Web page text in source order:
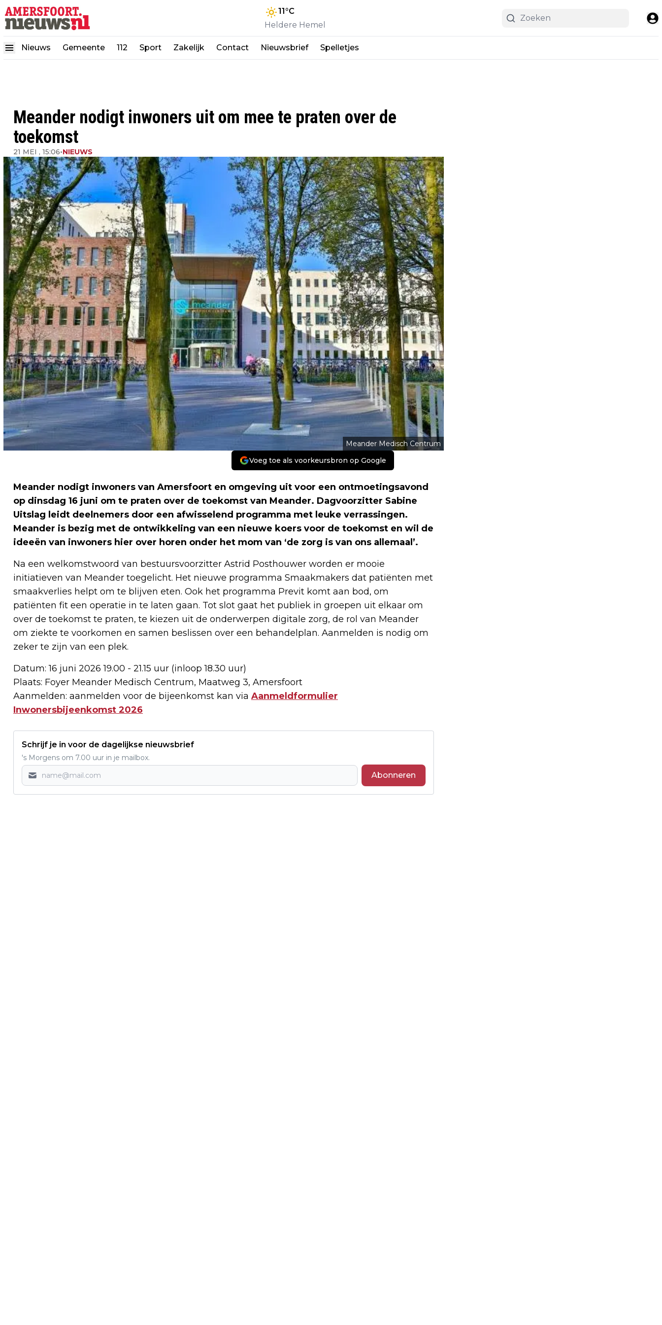
11°C
Heldere Hemel
Nieuws Gemeente 112 Sport Zakelijk Contact Nieuwsbrief Spelletjes
Meander nodigt inwoners uit om mee te praten over de
toekomst
21 MEI , 15:06•NIEUWS
Meander Medisch Centrum
Voeg toe als voorkeursbron op Google
Meander nodigt inwoners van Amersfoort en omgeving uit voor een ontmoetingsavond
op dinsdag 16 juni om te praten over de toekomst van Meander. Dagvoorzitter Sabine
Uitslag leidt deelnemers door een afwisselend programma met leuke verrassingen.
Meander is bezig met de ontwikkeling van een nieuwe koers voor de toekomst en wil de
ideeën van inwoners hier over horen onder het mom van ‘de zorg is van ons allemaal’.
Na een welkomstwoord van bestuursvoorzitter Astrid Posthouwer worden er mooie
initiatieven van Meander toegelicht. Het nieuwe programma Smaakmakers dat patiënten met
smaakverlies helpt om te blijven eten. Ook het programma Previt komt aan bod, om
patiënten fit een operatie in te laten gaan. Tot slot gaat het publiek in groepen uit elkaar om
over de toekomst te praten, te kiezen uit de onderwerpen digitale zorg, de rol van Meander
om ziekte te voorkomen en samen beslissen over een behandelplan. Aanmelden is nodig om
zeker te zijn van een plek.
Datum: 16 juni 2026 19.00 - 21.15 uur (inloop 18.30 uur)
Plaats: Foyer Meander Medisch Centrum, Maatweg 3, Amersfoort
Aanmelden: aanmelden voor de bijeenkomst kan via Aanmeldformulier
Inwonersbijeenkomst 2026
Schrijf je in voor de dagelijkse nieuwsbrief
's Morgens om 7.00 uur in je mailbox.
Abonneren